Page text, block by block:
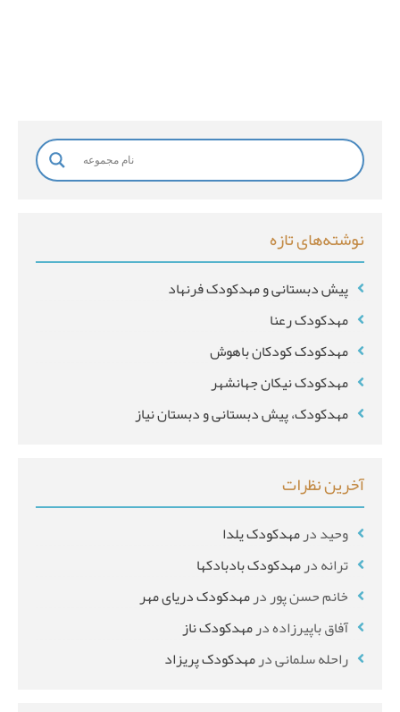
نوشته‌های تازه
پیش دبستانی و مهدکودک فرنهاد
مهدکودک رعنا
مهدکودک کودکان باهوش
مهدکودک نیکان جهانشهر
مهدکودک، پیش دبستانی و دبستان نیاز
آخرین نظرات
وحیددرمهدکودک یلدا
ترانهدرمهدکودک بادبادکها
خانم حسن پوردرمهدکودک دریای مهر
آفاق باپیرزادهدرمهدکودک ناز
راحله سلمانیدرمهدکودک پریزاد